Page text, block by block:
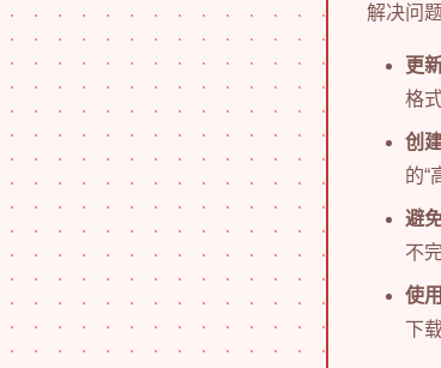
解决问
更
格
创
的“
避
不
使
下